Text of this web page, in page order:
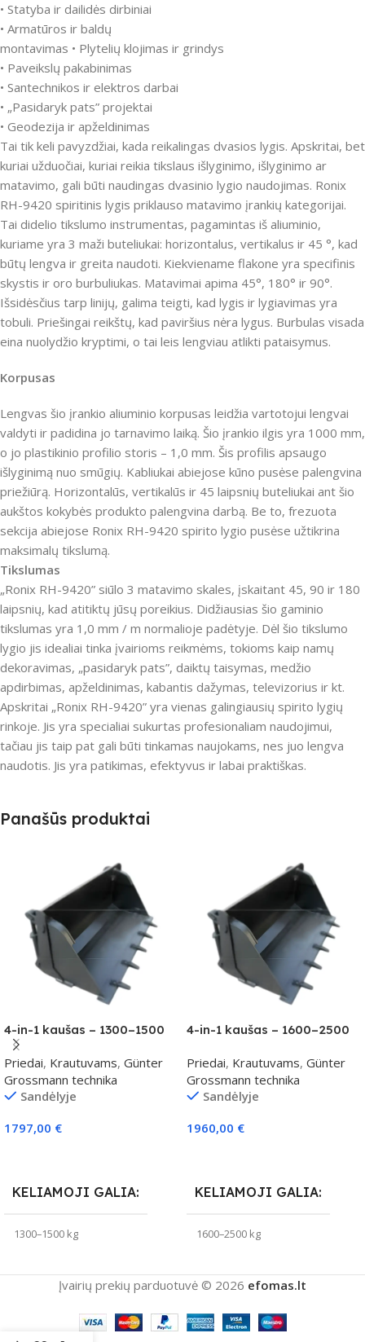
• Statyba ir dailidės dirbiniai
• Armatūros ir baldų
montavimas • Plytelių klojimas ir grindys
• Paveikslų pakabinimas
• Santechnikos ir elektros darbai
• „Pasidaryk pats” projektai
• Geodezija ir apželdinimas
Tai tik keli pavyzdžiai, kada reikalingas dvasios lygis. Apskritai, bet
kuriai užduočiai, kuriai reikia tikslaus išlyginimo, išlyginimo ar
matavimo, gali būti naudingas dvasinio lygio naudojimas. Ronix
RH-9420 spiritinis lygis priklauso matavimo įrankių kategorijai.
Tai didelio tikslumo instrumentas, pagamintas iš aliuminio,
kuriame yra 3 maži buteliukai: horizontalus, vertikalus ir 45 °, kad
būtų lengva ir greita naudoti. Kiekviename flakone yra specifinis
skystis ir oro burbuliukas. Matavimai apima 45°, 180° ir 90°.
Išsidėsčius tarp linijų, galima teigti, kad lygis ir lygiavimas yra
tobuli. Priešingai reikštų, kad paviršius nėra lygus. Burbulas visada
eina nuolydžio kryptimi, o tai leis lengviau atlikti pataisymus.
Korpusas
Lengvas šio įrankio aliuminio korpusas leidžia vartotojui lengvai
valdyti ir padidina jo tarnavimo laiką. Šio įrankio ilgis yra 1000 mm,
o jo plastikinio profilio storis – 1,0 mm. Šis profilis apsaugo
išlyginimą nuo smūgių. Kabliukai abiejose kūno pusėse palengvina
priežiūrą. Horizontalūs, vertikalūs ir 45 laipsnių buteliukai ant šio
aukštos kokybės produkto palengvina darbą. Be to, frezuota
sekcija abiejose Ronix RH-9420 spirito lygio pusėse užtikrina
maksimalų tikslumą.
Tikslumas
„Ronix RH-9420” siūlo 3 matavimo skales, įskaitant 45, 90 ir 180
laipsnių, kad atitiktų jūsų poreikius. Didžiausias šio gaminio
tikslumas yra 1,0 mm / m normalioje padėtyje. Dėl šio tikslumo
lygio jis idealiai tinka įvairioms reikmėms, tokioms kaip namų
dekoravimas, „pasidaryk pats”, daiktų taisymas, medžio
apdirbimas, apželdinimas, kabantis dažymas, televizorius ir kt.
Apskritai „Ronix RH-9420” yra vienas galingiausių spirito lygių
rinkoje. Jis yra specialiai sukurtas profesionaliam naudojimui,
tačiau jis taip pat gali būti tinkamas naujokams, nes juo lengva
naudotis. Jis yra patikimas, efektyvus ir labai praktiškas.
Panašūs produktai
4-in-1 kaušas – 1300–1500
kg klasei
Priedai, Krautuvams, Günter
Grossmann technika
Sandėlyje
1797,00 €
KELIAMOJI GALIA
1300–1500 kg
4-in-1 kaušas – 1600–2500
Priedai, Krautuvams, Günter
Grossmann technika
Sandėlyje
1960,00 €
KELIAMOJI GALIA
1600–2500 kg
Įvairių prekių parduotuvė © 2026 efomas.lt